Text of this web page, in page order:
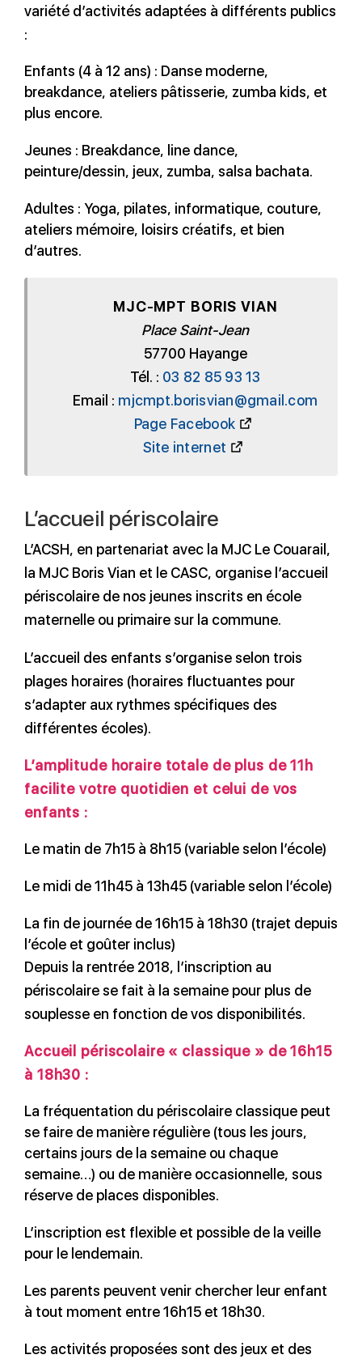
variété d’activités adaptées à différents publics
:
Enfants (4 à 12 ans) : Danse moderne,
breakdance, ateliers pâtisserie, zumba kids, et
plus encore.
Jeunes : Breakdance, line dance,
peinture/dessin, jeux, zumba, salsa bachata.
Adultes : Yoga, pilates, informatique, couture,
ateliers mémoire, loisirs créatifs, et bien
d’autres.
MJC-MPT BORIS VIAN
Place Saint-Jean
57700 Hayange
Tél. : 03 82 85 93 13
Email : mjcmpt.borisvian@gmail.com
Page Facebook
Site internet
L’accueil périscolaire
L’ACSH, en partenariat avec la MJC Le Couarail,
la MJC Boris Vian et le CASC, organise l’accueil
périscolaire de nos jeunes inscrits en école
maternelle ou primaire sur la commune.
L’accueil des enfants s’organise selon trois
plages horaires (horaires fluctuantes pour
s’adapter aux rythmes spécifiques des
différentes écoles).
L’amplitude horaire totale de plus de 11h
facilite votre quotidien et celui de vos
enfants :
Le matin de 7h15 à 8h15 (variable selon l’école)
Le midi de 11h45 à 13h45 (variable selon l’école)
La fin de journée de 16h15 à 18h30 (trajet depuis
l’école et goûter inclus)
Depuis la rentrée 2018, l’inscription au
périscolaire se fait à la semaine pour plus de
souplesse en fonction de vos disponibilités.
Accueil périscolaire « classique » de 16h15
à 18h30 :
La fréquentation du périscolaire classique peut
se faire de manière régulière (tous les jours,
certains jours de la semaine ou chaque
semaine…) ou de manière occasionnelle, sous
réserve de places disponibles.
L’inscription est flexible et possible de la veille
pour le lendemain.
Les parents peuvent venir chercher leur enfant
à tout moment entre 16h15 et 18h30.
Les activités proposées sont des jeux et des